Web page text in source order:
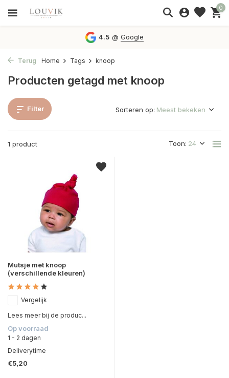
0
4.5 @Google
Terug Home Tags knoop
Producten getagd met knoop
Filter
1 product Toon:
Sorteren op:
Mutsje met knoop
(verschillende kleuren)
Vergelijk
Lees meer bij de produc...
Op voorraad
1 - 2 dagen
Deliverytime
€5,20